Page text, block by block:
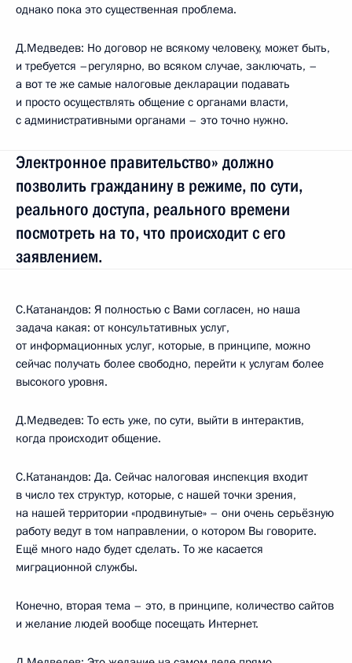
однако пока это существенная проблема.
Д.Медведев: Но договор не всякому человеку, может быть,
и требуется –регулярно, во всяком случае, заключать, –
а вот те же самые налоговые декларации подавать
и просто осуществлять общение с органами власти,
с административными органами – это точно нужно.
Электронное правительство» должно
позволить гражданину в режиме, по сути,
реального доступа, реального времени
посмотреть на то, что происходит с его
заявлением.
С.Катанандов: Я полностью с Вами согласен, но наша
задача какая: от консультативных услуг,
от информационных услуг, которые, в принципе, можно
сейчас получать более свободно, перейти к услугам более
высокого уровня.
Д.Медведев: То есть уже, по сути, выйти в интерактив,
когда происходит общение.
С.Катанандов: Да. Сейчас налоговая инспекция входит
в число тех структур, которые, с нашей точки зрения,
на нашей территории «продвинутые» – они очень серьёзную
работу ведут в том направлении, о котором Вы говорите.
Ещё много надо будет сделать. То же касается
миграционной службы.
Конечно, вторая тема – это, в принципе, количество сайтов
и желание людей вообще посещать Интернет.